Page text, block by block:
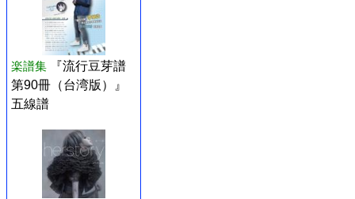
楽譜集
『流行豆芽譜
第90冊（台湾版）』
五線譜